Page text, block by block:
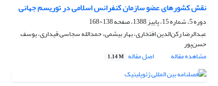
نقش کشورهای عضو سازمان کنفرانس اسلامی در توریسم جهانی
دوره 5، شماره 15، پاییز 1388، صفحه
138-168
عبدالرضا رکن‌الدین افتخاری، بهار بیشمی، حمدالله سجاسی قیداری، یوسف
حسن‌پور
مشاهده مقاله
اصل مقاله 1.14 M